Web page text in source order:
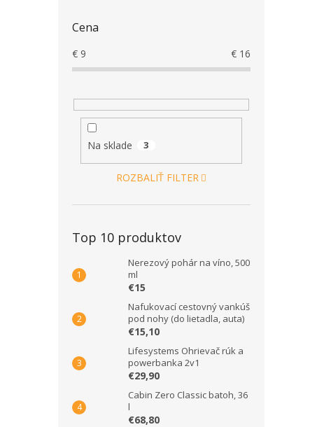
Cena
€ 9 € 16
Na sklade 3
ROZBALIŤ FILTER
Top 10 produktov
Nerezový pohár na víno, 500
ml
€15
Nafukovací cestovný vankúš
pod nohy (do lietadla, auta)
€15,10
Lifesystems Ohrievač rúk a
powerbanka 2v1
€29,90
Cabin Zero Classic batoh, 36
l
€68,80